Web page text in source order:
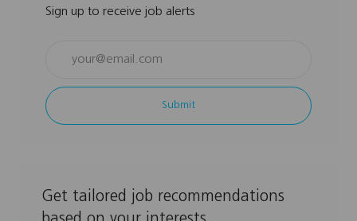
Sign up to receive job alerts
Email
address
Submit
Get tailored job recommendations